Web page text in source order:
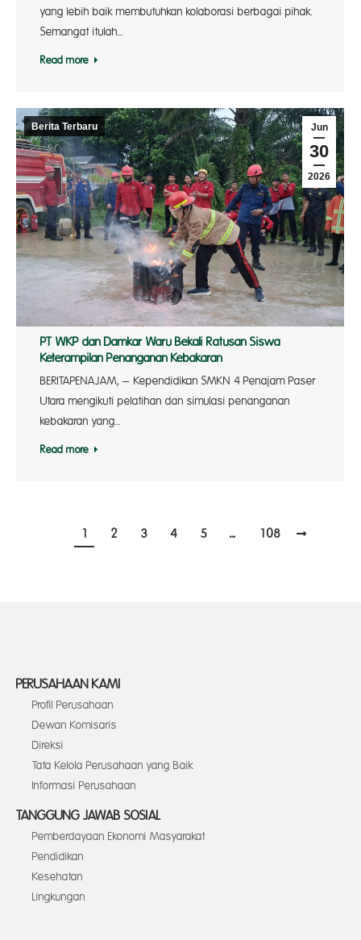
yang lebih baik membutuhkan kolaborasi berbagai pihak.
Semangat itulah…
Read more
Jun
30
2026
Berita Terbaru
PT WKP dan Damkar Waru Bekali Ratusan Siswa
Keterampilan Penanganan Kebakaran
BERITAPENAJAM, – Kependidikan SMKN 4 Penajam Paser
Utara mengikuti pelatihan dan simulasi penanganan
kebakaran yang…
Read more
1 2 3 4 5 … 108
PERUSAHAAN KAMI
Profil Perusahaan
Dewan Komisaris
Direksi
Tata Kelola Perusahaan yang Baik
Informasi Perusahaan
TANGGUNG JAWAB SOSIAL
Pemberdayaan Ekonomi Masyarakat
Pendidikan
Kesehatan
Lingkungan